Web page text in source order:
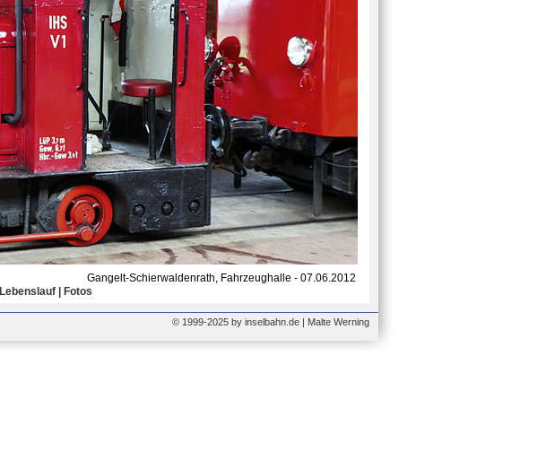
Gangelt-Schierwaldenrath, Fahrzeughalle - 07.06.2012
Lebenslauf | Fotos
© 1999-2025 by inselbahn.de | Malte Werning